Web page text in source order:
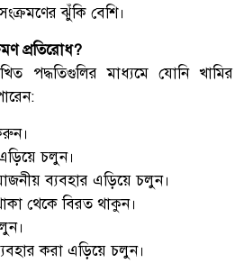
ঝুঁকি বেশি।
প্রতিরোধ?
পদ্ধতিগুলির মাধ্যমে যোনি খামির
চলুন।
ব্যবহার এড়িয়ে চলুন।
থেকে বিরত থাকুন।
করা এড়িয়ে চলুন।